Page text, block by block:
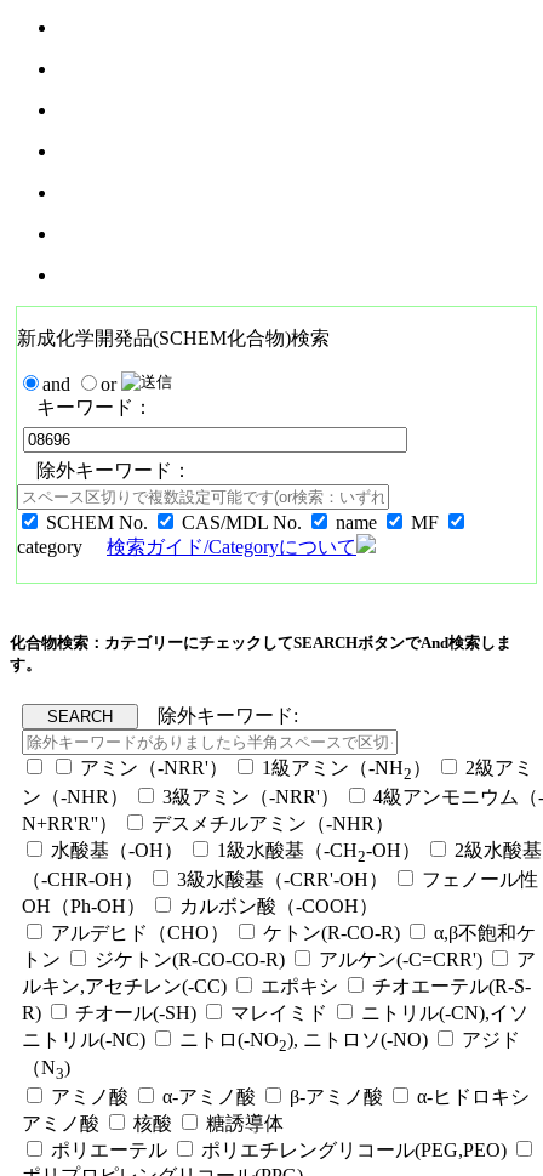
新成化学開発品(SCHEM化合物)検索
and
or
キーワード：
除外キーワード：
SCHEM No. CAS/MDL No. name
MF
category
検索ガイド/Categoryについて
化合物検索：カテゴリーにチェックしてSEARCHボタンでAnd検索しま
す。
除外キーワード:
アミン（-NRR'） 1級アミン（-NH2 ）
2級アミ
ン（-NHR）
3級アミン（-NRR'）
4級アンモニウム（-
N+RR'R''）
デスメチルアミン（-NHR）
水酸基（-OH）
1級水酸基（-CH2-OH）
2級水酸基
（-CHR-OH）
3級水酸基（-CRR'-OH）
フェノール性
OH（Ph-OH）
カルボン酸（-COOH）
アルデヒド（CHO）
ケトン(R-CO-R)
α,β不飽和ケ
トン
ジケトン(R-CO-CO-R) アルケン(-C=CRR')
ア
ルキン,アセチレン(-CC)
エポキシ
チオエーテル(R-S-
R)
チオール(-SH) マレイミド
ニトリル(-CN),イソ
ニトリル(-NC)
ニトロ(-NO2), ニトロソ(-NO)
アジド
（N3)
アミノ酸
α-アミノ酸 β-アミノ酸
α-ヒドロキシ
アミノ酸
核酸
糖誘導体
ポリエーテル
ポリエチレングリコール(PEG,PEO)